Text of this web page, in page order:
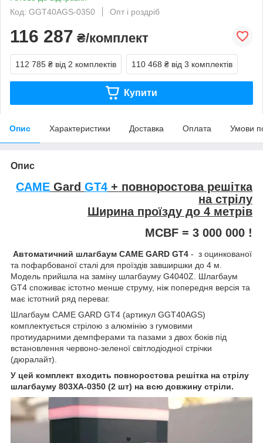
Код: GGT40AGS-0350
Опт і роздріб
116 287 ₴/комплект
112 785 ₴ від 2 комплектів 110 468 ₴ від 3 комплектів
Купити
Опис Характеристики Доставка Оплата Умови
Опис
CAME Gard GT4 + повноростова решітка
на стрілу
Ширина проїзду до 4 метрів
MCBF = 3 000 000 !
Автоматичний шлагбаум CAME GARD GT4 - з оцинкованої
та пофарбованої сталі для проїздів завширшки до 4 м.
Модель прийшла на заміну шлагбауму G4040Z. Шлагбаум
GT4 споживає істотно менше струму, ніж попередня версія та
має істотний ряд переваг.
Шлагбаум CAME GARD GT4 (артикул GGT40AGS)
комплектується стрілою з алюмінію з гумовими
протиударними демпферами та пазами з двох боків під
встановлення червоно-зеленої світлодіодної стрічки
(дюралайт).
У цей комплект входить повноростова решітка на стрілу
шлагбауму 803XA-0350 (2 шт) на всю довжину стріли.